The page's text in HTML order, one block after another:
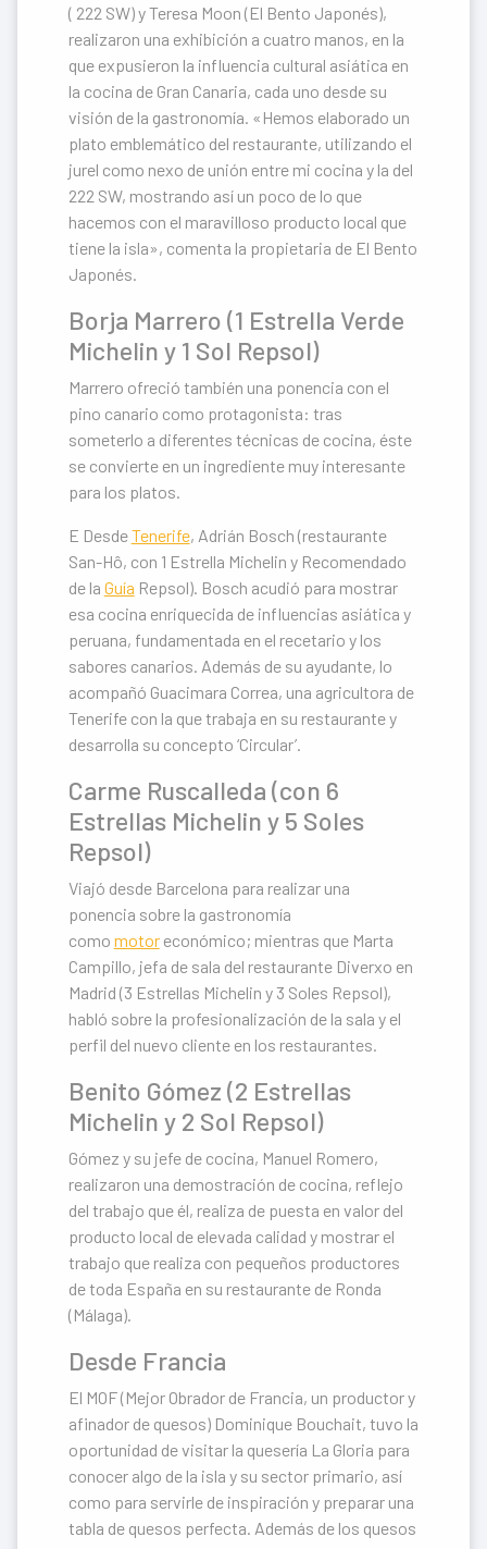
( 222 SW) y Teresa Moon (El Bento Japonés),
realizaron una exhibición a cuatro manos, en la
que expusieron la influencia cultural asiática en
la cocina de Gran Canaria, cada uno desde su
visión de la gastronomía. «Hemos elaborado un
plato emblemático del restaurante, utilizando el
jurel como nexo de unión entre mi cocina y la del
222 SW, mostrando así un poco de lo que
hacemos con el maravilloso producto local que
tiene la isla», comenta la propietaria de El Bento
Japonés.
Borja Marrero (1 Estrella Verde
Michelin y 1 Sol Repsol)
Marrero ofreció también una ponencia con el
pino canario como protagonista: tras
someterlo a diferentes técnicas de cocina, éste
se convierte en un ingrediente muy interesante
para los platos.
E DesdeTenerife, Adrián Bosch (restaurante
San-Hô, con 1 Estrella Michelin y Recomendado
de la Guía Repsol). Bosch acudió para mostrar
esa cocina enriquecida de influencias asiática y
peruana, fundamentada en el recetario y los
sabores canarios. Además de su ayudante, lo
acompañó Guacimara Correa, una agricultora de
Tenerife con la que trabaja en su restaurante y
desarrolla su concepto ‘Circular’.
Carme Ruscalleda (con 6
Estrellas Michelin y 5 Soles
Repsol)
Viajó desde Barcelona para realizar una
ponencia sobre la gastronomía
como motoreconómico; mientras que Marta
Campillo, jefa de sala del restaurante Diverxo en
Madrid (3 Estrellas Michelin y 3 Soles Repsol),
habló sobre la profesionalización de la sala y el
perfil del nuevo cliente en los restaurantes.
Benito Gómez (2 Estrellas
Michelin y 2 Sol Repsol)
Gómez y su jefe de cocina, Manuel Romero,
realizaron una demostración de cocina, reflejo
del trabajo que él, realiza de puesta en valor del
producto local de elevada calidad y mostrar el
trabajo que realiza con pequeños productores
de toda España en su restaurante de Ronda
(Málaga).
Desde Francia
El MOF (Mejor Obrador de Francia, un productor y
afinador de quesos) Dominique Bouchait, tuvo la
oportunidad de visitar la quesería La Gloria para
conocer algo de la isla y su sector primario, así
como para servirle de inspiración y preparar una
tabla de quesos perfecta. Además de los quesos